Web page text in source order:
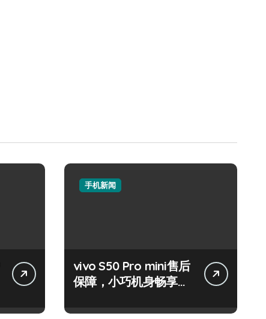
手机新闻
vivo S50 Pro mini售后
保障，小巧机身畅享海